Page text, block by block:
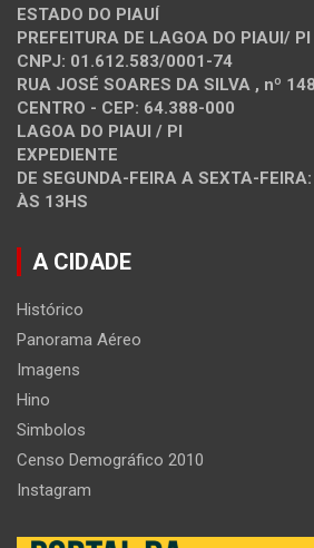
ESTADO DO PIAUÍ
PREFEITURA DE LAGOA DO PIAUI/ PI
CNPJ: 01.612.583/0001-74
RUA JOSÉ SOARES DA SILVA , nº
CENTRO - CEP: 64.388-000
LAGOA DO PIAUI / PI
EXPEDIENTE
DE SEGUNDA-FEIRA A SEXTA-
ÀS 13HS
A CIDADE
Histórico
Panorama Aéreo
Imagens
Hino
Simbolos
Censo Demográfico 2010
Instagram